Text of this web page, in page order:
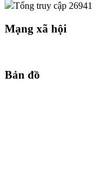
Tổng truy cập 26941
Mạng xã hội
Bản đồ